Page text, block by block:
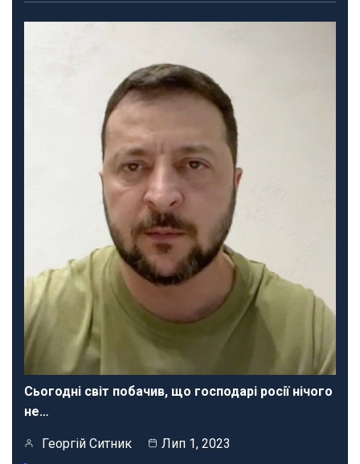
Сьогодні світ побачив, що господарі росії нічого
не…
Георгій Ситник Лип 1, 2023